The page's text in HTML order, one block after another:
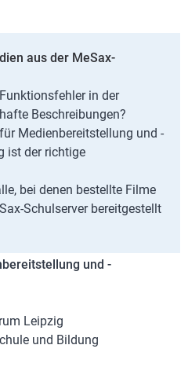
aus der MeSax-
in der
Beschreibungen?
Medienbereitstellung und -
ist der richtige
bei denen bestellte Filme
Schulserver bereitgestellt
und -
Leipzig
und Bildung